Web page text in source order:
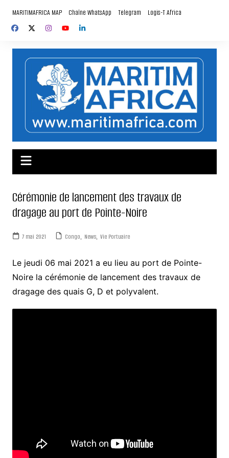
contenu
MARITIMAFRICA MAP Chaîne WhatsApp Telegram Logis-T Africa
Cérémonie de lancement des travaux de
dragage au port de Pointe-Noire
7 mai 2021 Congo, News, Vie Portuaire
Le jeudi 06 mai 2021 a eu lieu au port de Pointe-
Noire la cérémonie de lancement des travaux de
dragage des quais G, D et polyvalent.